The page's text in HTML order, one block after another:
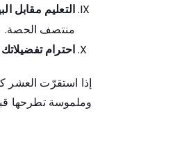
التعليم مقابل
منتصف الحصة.
احترام
إذا استقرّت العشر
وملموسة تطرحها